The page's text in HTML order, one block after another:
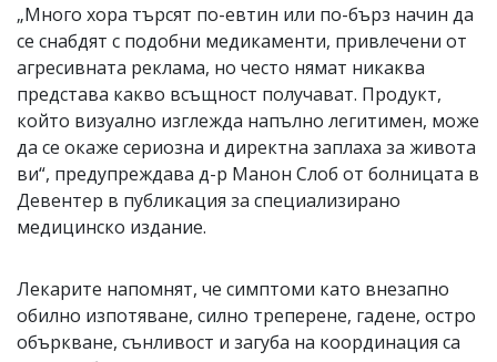
„Много хора търсят по-евтин или по-бърз начин да
се снабдят с подобни медикаменти, привлечени от
агресивната реклама, но често нямат никаква
представа какво всъщност получават. Продукт,
който визуално изглежда напълно легитимен, може
да се окаже сериозна и директна заплаха за живота
ви“, предупреждава д-р Манон Слоб от болницата в
Девентер в публикация за специализирано
медицинско издание.
Лекарите напомнят, че симптоми като внезапно
обилно изпотяване, силно треперене, гадене, остро
объркване, сънливост и загуба на координация са